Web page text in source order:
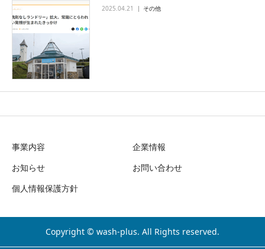
2025.04.21 その他
事業内容
企業情報
お知らせ
お問い合わせ
個人情報保護方針
Copyright © wash-plus. All Rights reserved.